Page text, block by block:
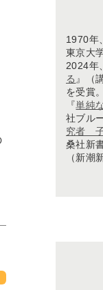
1970年
東京大
2024年
る 』（
を受賞
『単純
社ブル
究者
桑社新
（新潮